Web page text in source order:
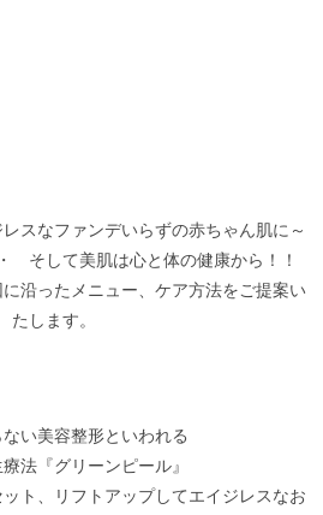
スなファンデいらずの赤ちゃん肌に～
そして美肌は心と体の健康から！！
沿ったメニュー、ケア方法をご提案い
たします。
ない美容整形といわれる
法『グリーンピール』
ト、リフトアップしてエイジレスなお